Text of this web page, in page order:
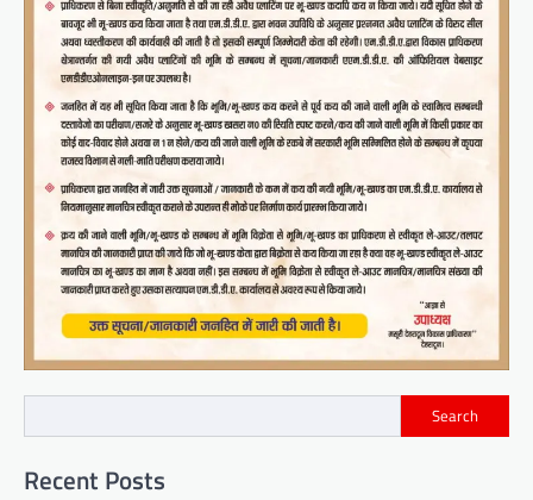
Search
Recent Posts